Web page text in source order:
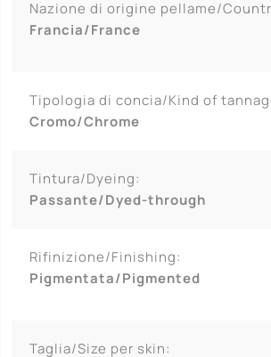
Nazione di origine pellame/
Francia/France
Tipologia di concia/Kind of
Cromo/Chrome
Tintura/Dyeing:
Passante/Dyed-through
Rifinizione/Finishing:
Pigmentata/Pigmented
Taglia/Size per skin: